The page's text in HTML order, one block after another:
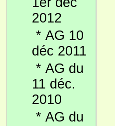
2012
* AG 10
déc 2011
* AG du
11 déc.
2010
* AG du